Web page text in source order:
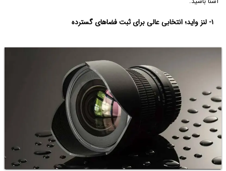
۱- لنز واید؛ انتخابی عالی برای ثبت فضاهای گسترده